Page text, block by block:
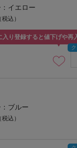
：イエロー
税込）
入り登録すると値下げや再
ブルー
税込）